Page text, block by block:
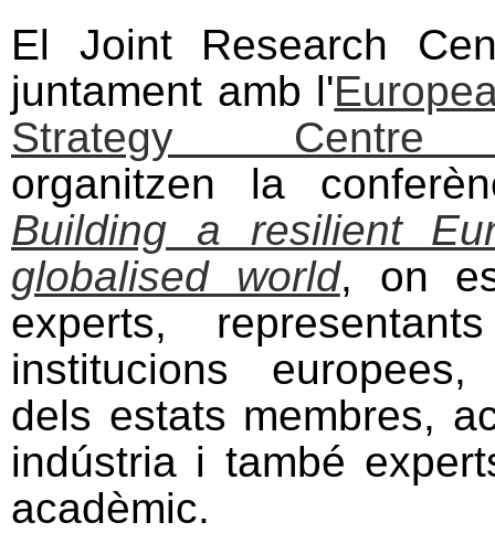
El Joint Research
juntament amb l'
Strategy Centre
organitzen la
Building a resilient
globalised world, on
experts,
institucions europees,
dels estats membres,
indústria i també
acadèmic.